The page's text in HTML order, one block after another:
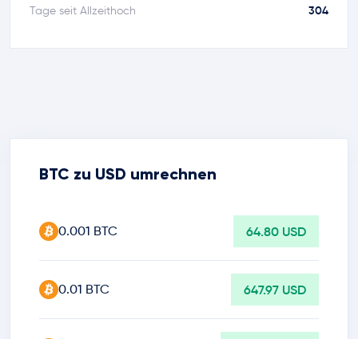
Tage seit Allzeithoch 304
BTC zu USD umrechnen
0.001 BTC 64.80 USD
0.01 BTC 647.97 USD